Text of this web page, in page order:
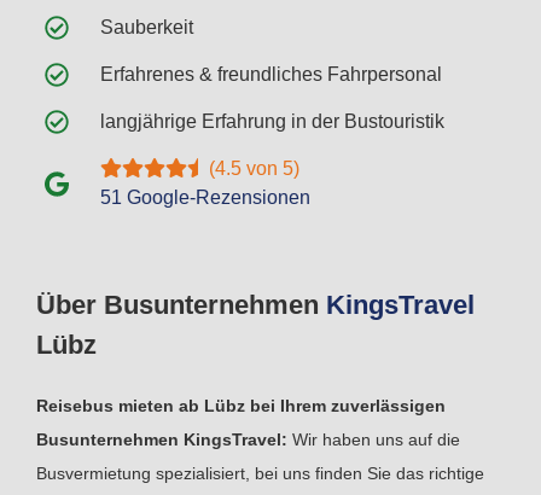
Über Busunternehmen KingsTravel
Lübz
Reisebus mieten ab Lübz bei Ihrem zuverlässigen
Busunternehmen KingsTravel: Wir haben uns auf die
Busvermietung spezialisiert, bei uns finden Sie das richtige
Sauberkeit
Erfahrenes & freundliches Fahrpersonal
langjährige Erfahrung in der Bustouristik
(4.5 von 5)
51 Google-Rezensionen